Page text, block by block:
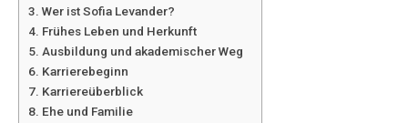
Wer ist Sofia Levander?
Frühes Leben und Herkunft
Ausbildung und akademischer Weg
Karrierebeginn
Karriereüberblick
Ehe und Familie